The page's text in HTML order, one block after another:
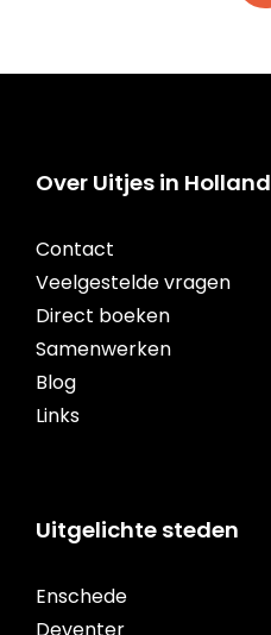
Over Uitjes in Holland
Contact
Veelgestelde vragen
Direct boeken
Samenwerken
Blog
Links
Uitgelichte steden
Enschede